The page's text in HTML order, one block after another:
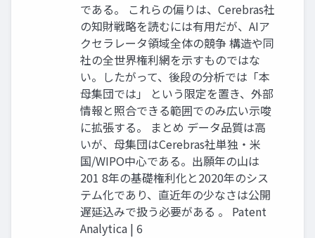
である。 これらの偏りは、Cerebras社
の知財戦略を読むには有用だが、AIア
クセラレータ領域全体の競争 構造や同
社の全世界権利網を示すものではな
い。したがって、後段の分析では「本
母集団では」 という限定を置き、外部
情報と照合できる範囲でのみ広い示唆
に拡張する。 まとめ データ品質は高
いが、母集団はCerebras社単独・米
国/WIPO中心である。出願年の山は
201 8年の基礎権利化と2020年のシス
テム化であり、直近年の少なさは公開
遅延込みで扱う必要がある 。 Patent
Analytica | 6